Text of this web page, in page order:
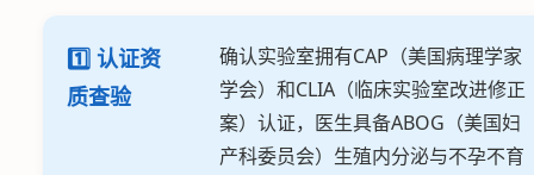
1️⃣ 认证资
质查验
确认实验室拥有CAP（美国病理学家
学会）和CLIA（临床实验室改进修正
案）认证，医生具备ABOG（美国妇
产科委员会）生殖内分泌与不孕不育